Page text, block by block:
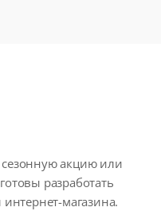
акцию или
разработать
магазина.